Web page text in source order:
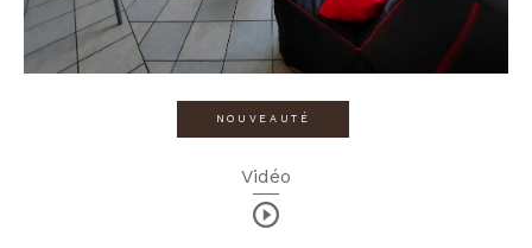
NOUVEAUTÉ
Vidéo